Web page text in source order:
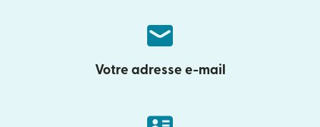
Votre adresse e-mail